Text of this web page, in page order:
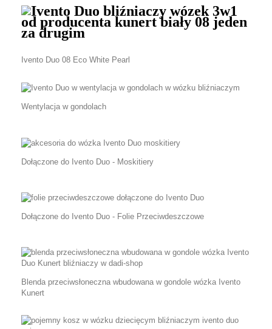
Ivento Duo 08 Eco White Pearl
Wentylacja w gondolach
Dołączone do Ivento Duo - Moskitiery
Dołączone do Ivento Duo - Folie Przeciwdeszczowe
Blenda przeciwsłoneczna wbudowana w gondole wózka Ivento
Kunert